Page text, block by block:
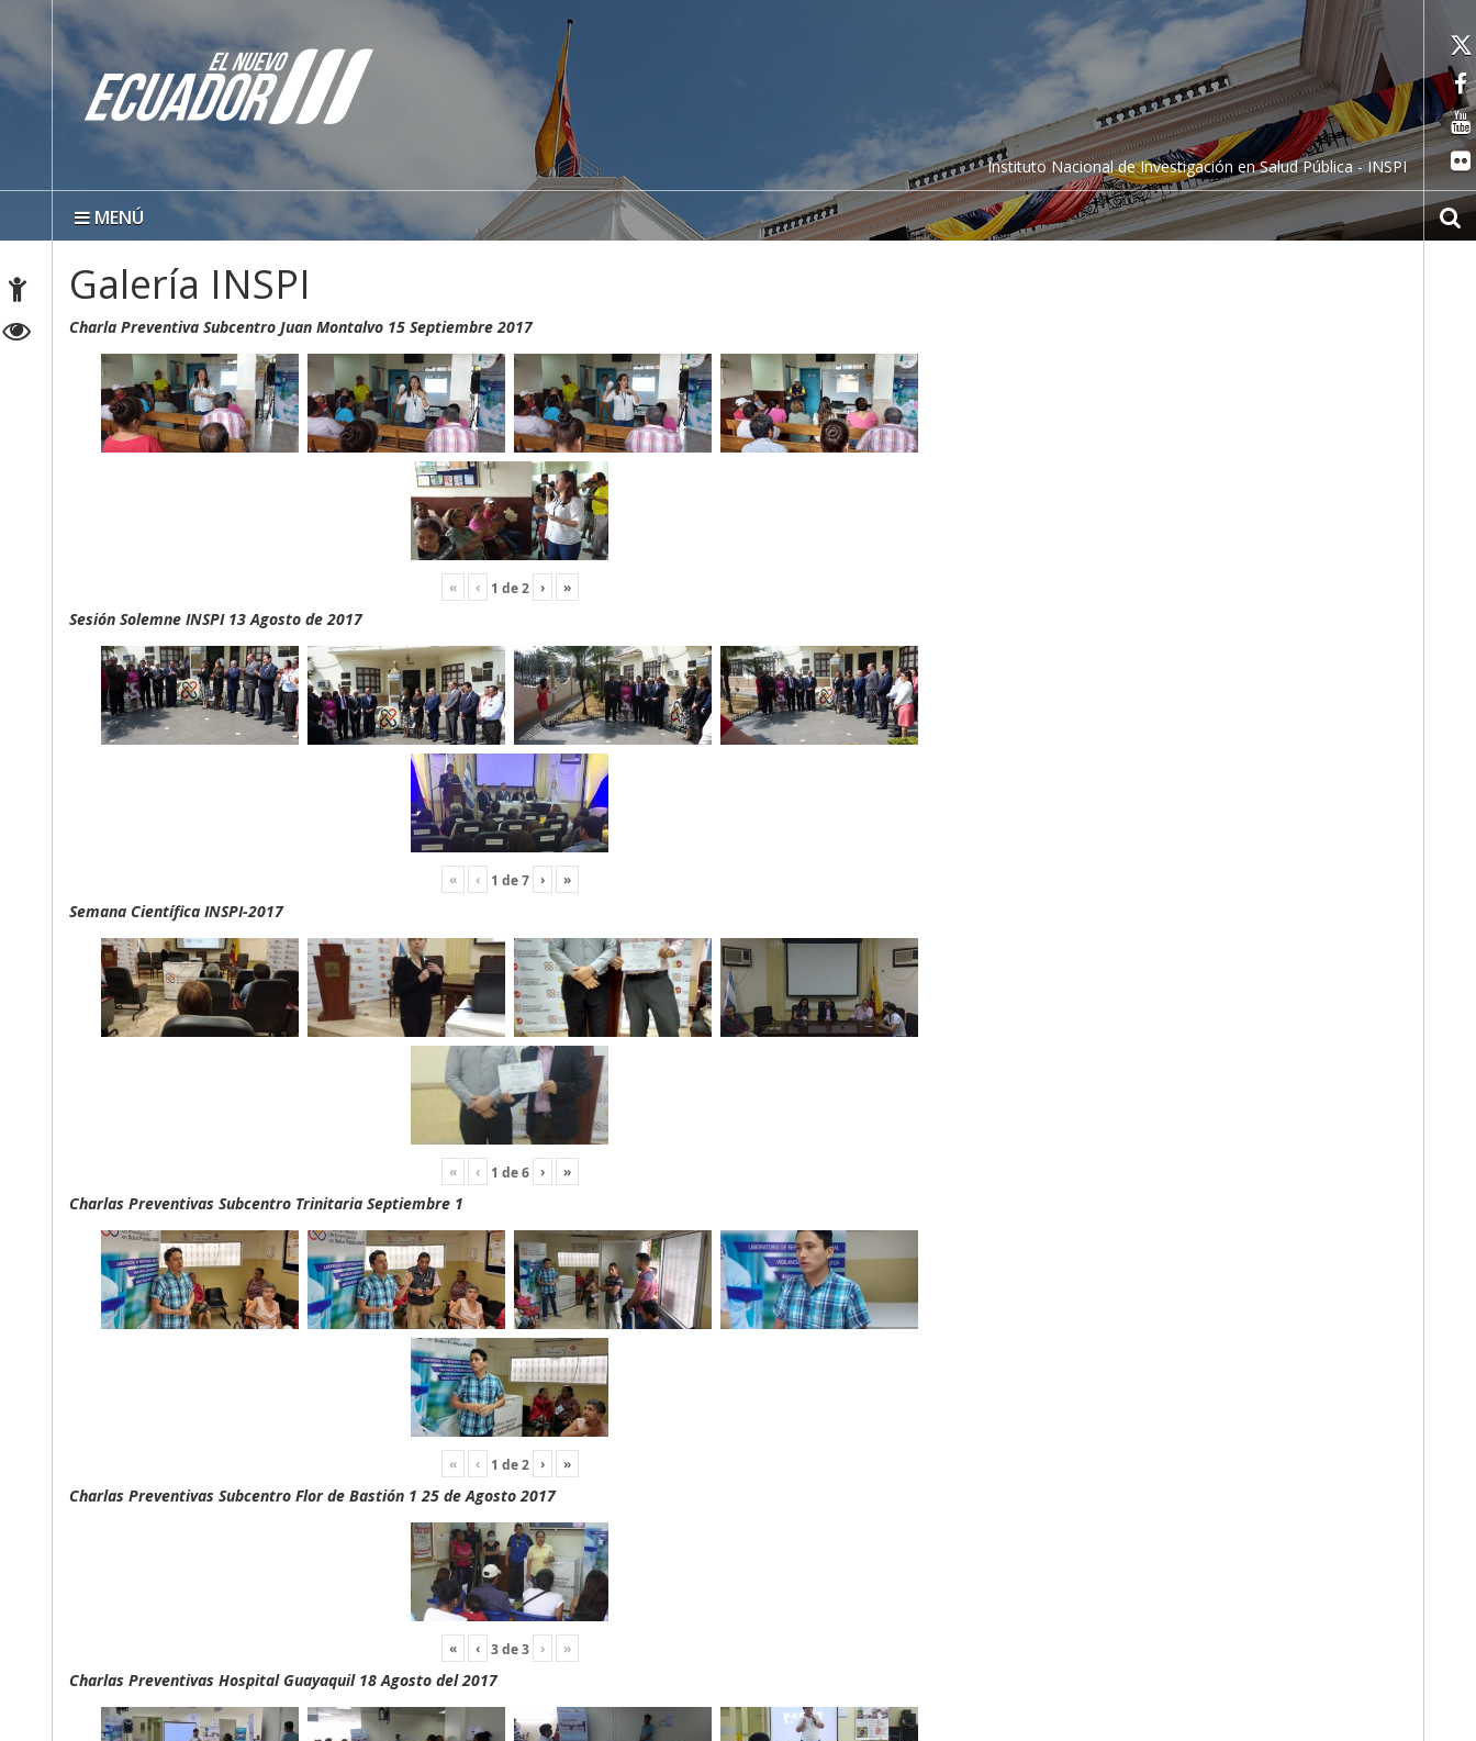
Instituto Nacional de Investigación en Salud Pública - INSPI
MENÚ
Galería INSPI
Charla Preventiva Subcentro Juan Montalvo 15 Septiembre 2017
« ‹ 1 de2 › »
Sesión Solemne INSPI 13 Agosto de 2017
« ‹ 1 de7 › »
Semana Científica INSPI-2017
« ‹ 1 de6 › »
Charlas Preventivas Subcentro Trinitaria Septiembre 1
« ‹ 1 de2 › »
Charlas Preventivas Subcentro Flor de Bastión 1 25 de Agosto 2017
« ‹ 3de3 › »
Charlas Preventivas Hospital Guayaquil 18 Agosto del 2017